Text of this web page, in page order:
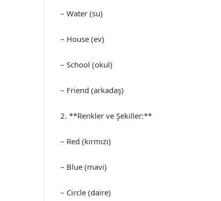
– Water (su)
– House (ev)
– School (okul)
– Friend (arkadaş)
2. **Renkler ve Şekiller:**
– Red (kırmızı)
– Blue (mavi)
– Circle (daire)